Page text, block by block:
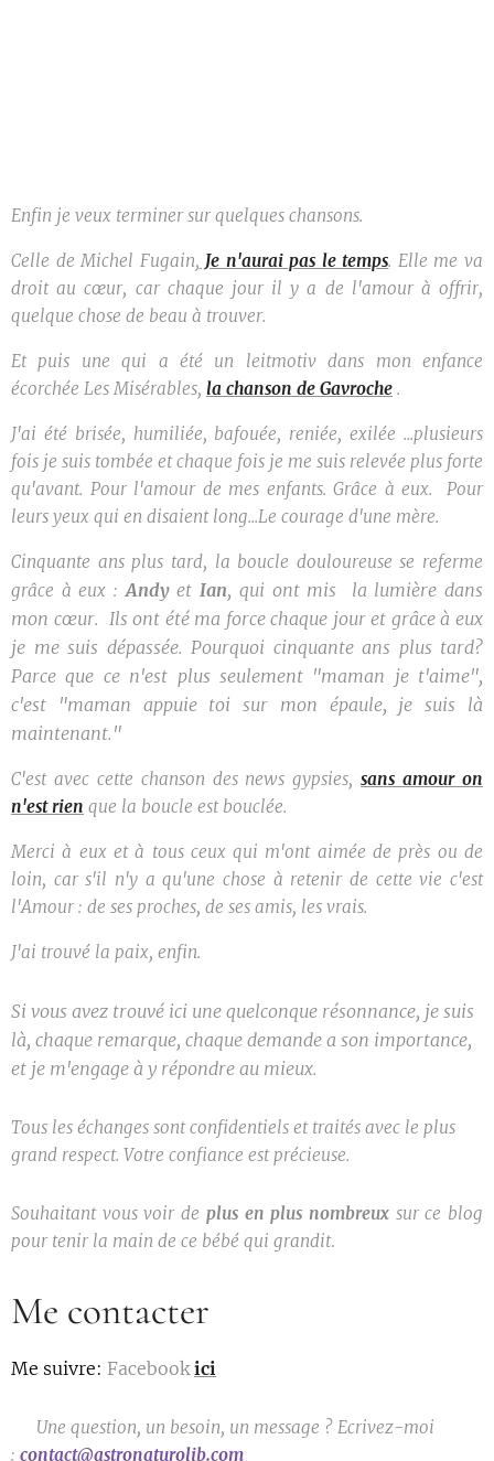
Enfin je veux terminer sur quelques chansons.
Celle de Michel Fugain, Je n'aurai pas le temps. Elle me va
droit au cœur, car chaque jour il y a de l'amour à offrir,
quelque chose de beau à trouver.
Et puis une qui a été un leitmotiv dans mon enfance
écorchée Les Misérables, la chanson de Gavroche .
J'ai été brisée, humiliée, bafouée, reniée, exilée ...plusieurs
fois je suis tombée et chaque fois je me suis relevée plus forte
qu'avant. Pour l'amour de mes enfants. Grâce à eux. Pour
leurs yeux qui en disaient long...Le courage d'une mère.
Cinquante ans plus tard, la boucle douloureuse se referme
grâce à eux :Andyet Ian, qui ont mis la lumière dans
mon cœur. Ils ont été ma force chaque jour et grâce à eux
je me suis dépassée. Pourquoi cinquante ans plus tard?
Parce que ce n'est plus seulement "maman je t'aime",
c'est "maman appuie toi sur mon épaule, je suis là
maintenant."
C'est avec cette chanson des news gypsies,sans amour on
n'est rien que la boucle est bouclée.
Merci à eux et à tous ceux qui m'ont aimée de près ou de
loin, car s'il n'y a qu'une chose à retenir de cette vie c'est
l'Amour : de ses proches, de ses amis, les vrais.
J'ai trouvé la paix, enfin.
Si vous avez trouvé ici une quelconque résonnance, je suis
là, chaque remarque, chaque demande a son importance,
et je m'engage à y répondre au mieux.
Tous les échanges sont confidentiels et traités avec le plus
grand respect. Votre confiance est précieuse.
Souhaitant vous voir de plus en plus nombreuxsur ce blog
pour tenir la main de ce bébé qui grandit.
Me contacter
Me suivre: Facebookici
Une question, un besoin, un message ? Ecrivez-moi
: contact@astronaturolib.com